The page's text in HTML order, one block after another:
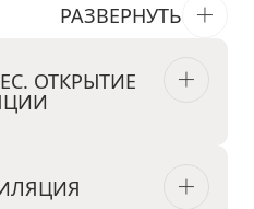
РАЗВЕРНУТЬ
ОТКРЫТИЕ